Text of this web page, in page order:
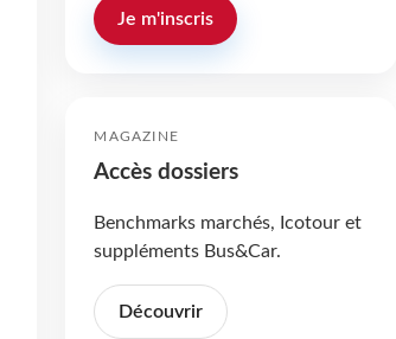
Je m'inscris
MAGAZINE
Accès dossiers
Benchmarks marchés, Icotour et
suppléments Bus&Car.
Découvrir